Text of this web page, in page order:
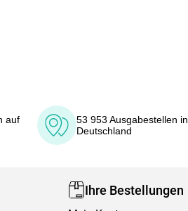
auf
53 953 Ausgabestellen in
Deutschland
Ihre Bestellungen